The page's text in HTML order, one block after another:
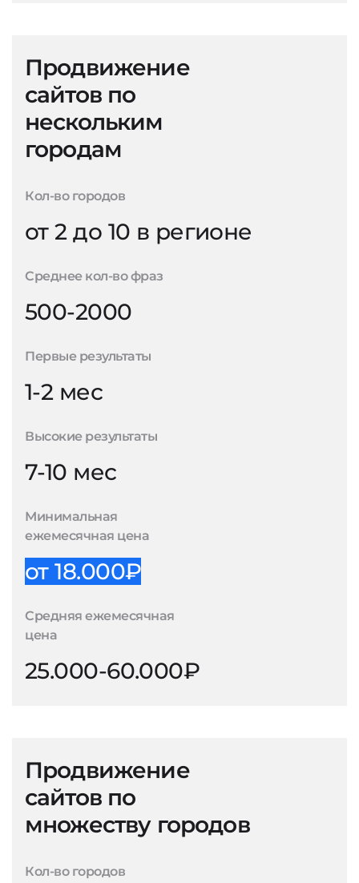
Продвижение
сайтов по
нескольким
городам
Кол-во городов
от 2 до 10 в регионе
Среднее кол-во фраз
500-2000
Первые результаты
1-2 мес
Высокие результаты
7-10 мес
Минимальная
ежемесячная цена
от 18.000₽
Средняя ежемесячная
цена
25.000-60.000₽
Продвижение
сайтов по
множеству городов
Кол-во городов